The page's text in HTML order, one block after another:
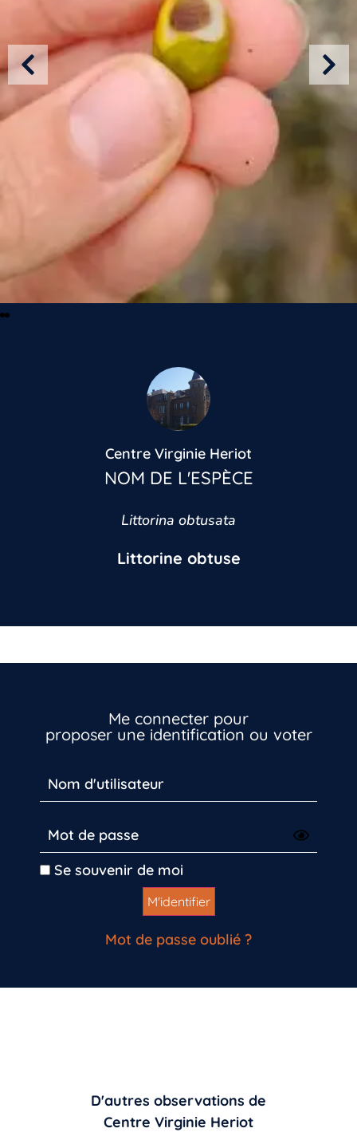
Centre Virginie Heriot
NOM DE L'ESPÈCE
Littorina obtusata
Littorine obtuse
Me connecter pour
proposer une identification ou voter
Se souvenir de moi
Mot de passe oublié ?
D'autres observations de
Centre Virginie Heriot